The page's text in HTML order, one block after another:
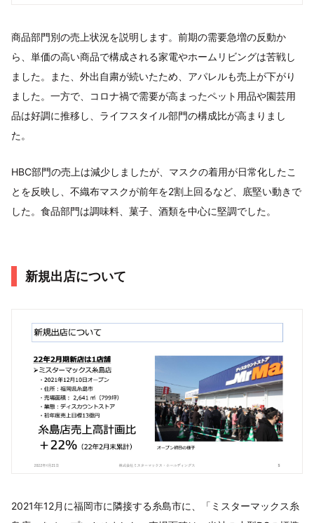
商品部門別の売上状況を説明します。前期の需要急増の反動か
ら、単価の高い商品で構成される家電やホームリビングは苦戦し
ました。また、外出自粛が続いたため、アパレルも売上が下がり
ました。一方で、コロナ禍で需要が高まったペット用品や園芸用
品は好調に推移し、ライフスタイル部門の構成比が高まりまし
た。
HBC部門の売上は減少しましたが、マスクの着用が日常化したこ
とを反映し、不織布マスクが前年を2割上回るなど、底堅い動きで
した。食品部門は調味料、菓子、酒類を中心に堅調でした。
新規出店について
2021年12月に福岡市に隣接する糸島市に、「ミスターマックス糸